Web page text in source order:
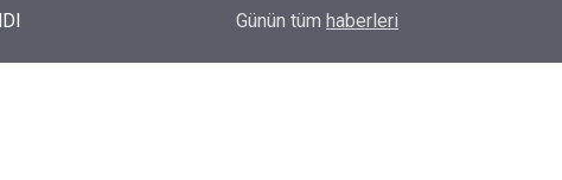
ORDU ASKF’DEN İŞ DÜNYASINA AMATÖR
Günün tüm haberleri